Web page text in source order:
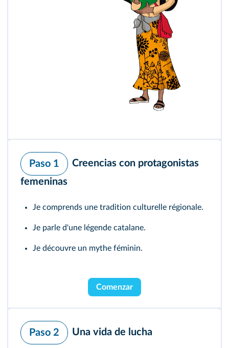
Paso 1
Creencias con protagonistas
femeninas
Je comprends une tradition culturelle régionale.
Je parle d'une légende catalane.
Je découvre un mythe féminin.
Comenzar
Paso 2 Una vida de lucha